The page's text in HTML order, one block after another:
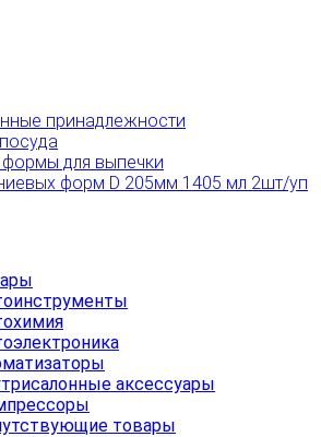
принадлежности
для выпечки
форм D 205мм 1405 мл 2шт/уп
аксессуары
товары